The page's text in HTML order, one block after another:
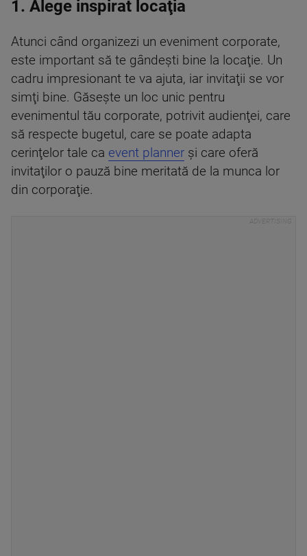
1. Alege inspirat locaţia
Atunci când organizezi un eveniment corporate,
este important să te gândeşti bine la locaţie. Un
cadru impresionant te va ajuta, iar invitaţii se vor
simţi bine. Găseşte un loc unic pentru
evenimentul tău corporate, potrivit audienţei, care
să respecte bugetul, care se poate adapta
cerinţelor tale ca event planner şi care oferă
invitaţilor o pauză bine meritată de la munca lor
din corporaţie.